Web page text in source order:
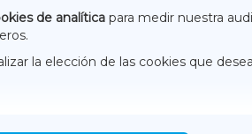
de analítica para medir nuestra
la elección de las cookies que